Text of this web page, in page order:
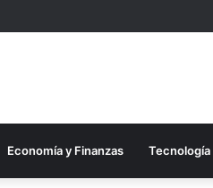
Economía y Finanzas Tecnología